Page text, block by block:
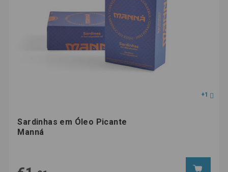
+1
Sardinhas em Óleo Picante
Manná